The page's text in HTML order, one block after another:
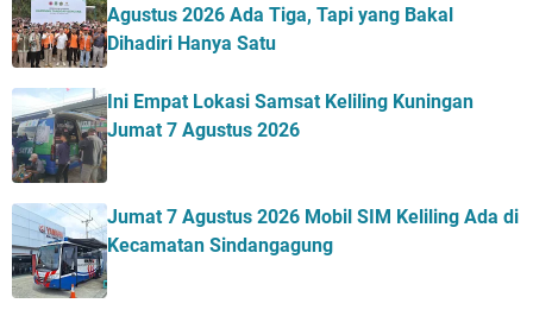
Agustus 2026 Ada Tiga, Tapi yang Bakal
Dihadiri Hanya Satu
Ini Empat Lokasi Samsat Keliling Kuningan
Jumat 7 Agustus 2026
Jumat 7 Agustus 2026 Mobil SIM Keliling Ada di
Kecamatan Sindangagung